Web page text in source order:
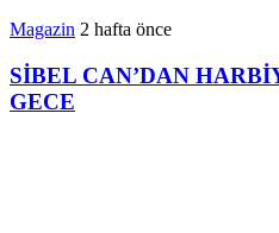
Magazin 2 hafta önce
SİBEL CAN’DAN
GECE